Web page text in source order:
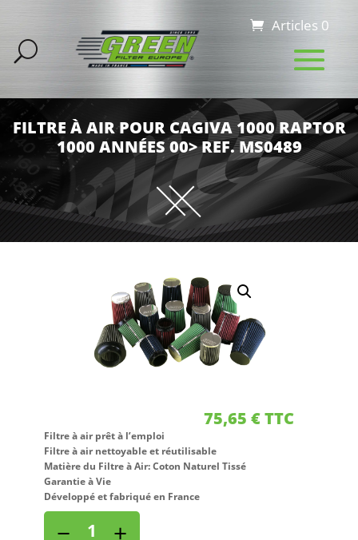
Articles 0
FILTRE À AIR POUR CAGIVA 1000 RAPTOR
1000 ANNÉES 00> REF. MS0489
75,65€TTC
Filtre à air prêt à l’emploi
Filtre à air nettoyable et réutilisable
Matière du Filtre à Air: Coton Naturel Tissé
Garantie à Vie
Développé et fabriqué en France
− +